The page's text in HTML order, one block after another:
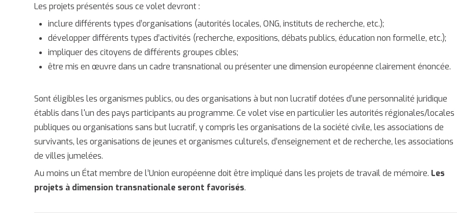
Les projets présentés sous ce volet devront :
inclure différents types d’organisations (autorités locales, ONG, instituts de recherche, etc.);
développer différents types d’activités (recherche, expositions, débats publics, éducation non formelle, etc.);
impliquer des citoyens de différents groupes cibles;
être mis en œuvre dans un cadre transnational ou présenter une dimension européenne clairement énoncée.
Sont éligibles les organismes publics, ou des organisations à but non lucratif dotées d’une personnalité juridique
établis dans l'un des pays participants au programme. Ce volet vise en particulier les autorités régionales/locales
publiques ou organisations sans but lucratif, y compris les organisations de la société civile, les associations de
survivants, les organisations de jeunes et organismes culturels, d’enseignement et de recherche, les associations
de villes jumelées.
Au moins un État membre de l’Union européenne doit être impliqué dans les projets de travail de mémoire. Les
projets à dimension transnationale seront favorisés.